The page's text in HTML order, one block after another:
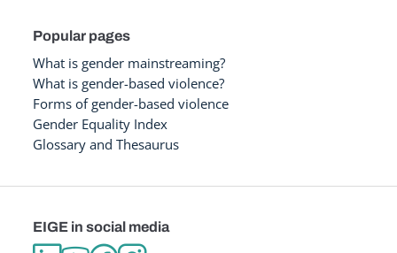
Popular pages
What is gender mainstreaming?
What is gender-based violence?
Forms of gender-based violence
Gender Equality Index
Glossary and Thesaurus
EIGE in social media